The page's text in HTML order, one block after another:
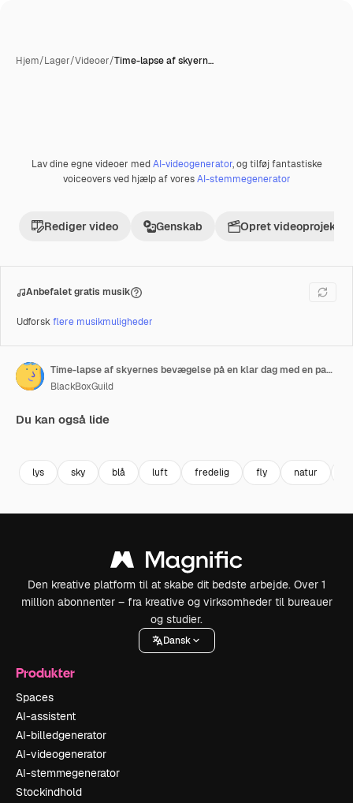
Hjem/Lager/Videoer/Time-lapse af skyern…
Præmie
Lav dine egne videoer medAI-videogenerator, og tilføj fantastiske
voiceovers ved hjælp af voresAI-stemmegenerator
Rediger video Genskab Opret videoprojekt
Anbefalet gratis musik
Udforskflere musikmuligheder
Time-lapse af skyernes bevægelse på en klar dag med en panorering
BlackBoxGuild
Du kan også lide
lys sky blå luft fredelig fly natur
Den kreative platform til at skabe dit bedste arbejde. Over 1
million abonnenter – fra kreative og virksomheder til bureauer
og studier.
Dansk
Produkter
Spaces
AI-assistent
AI-billedgenerator
AI-videogenerator
AI-stemmegenerator
Stockindhold